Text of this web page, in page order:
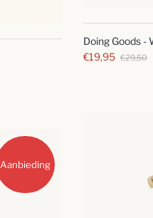
Doing Goods -
€19,95 €29,50
Aanbieding